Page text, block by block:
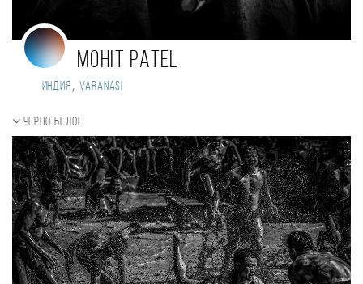
Mohit Patel
Индия , Varanasi
Черно-белое